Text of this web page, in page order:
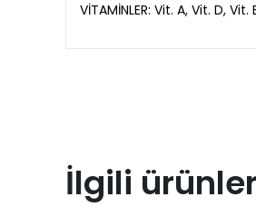
VİTAMİNLER: Vit. A, Vit. D,
İlgili ürünler